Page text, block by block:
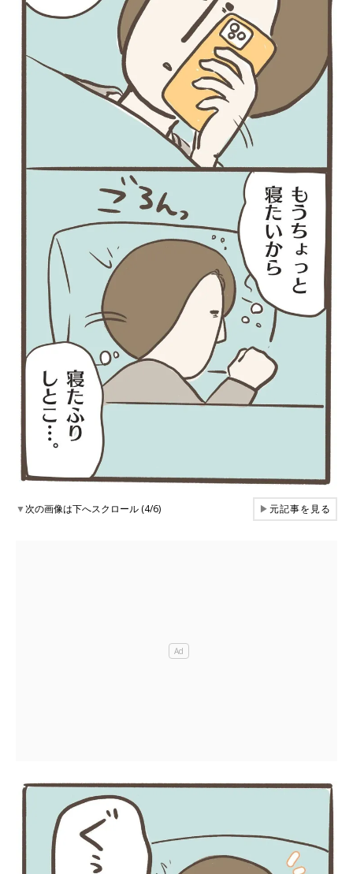
▼次の画像は下へスクロール (4/6) ▶元記事を見る